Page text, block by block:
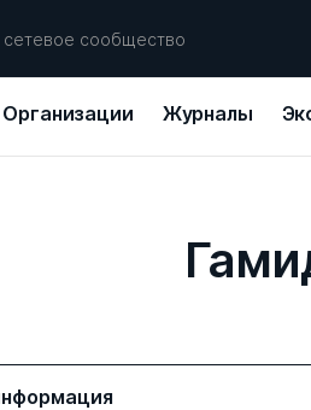
сообщество
Организации Журналы